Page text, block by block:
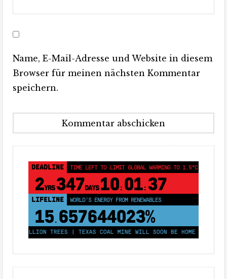
Name, E-Mail-Adresse und Website in diesem
Browser für meinen nächsten Kommentar
speichern.
DEADLINE TIME LEFT TO LIMIT GLOBAL WARMING TO 1.5°C
2YRS347DAYS 10: 01: 37
LIFELINE LAND PROTECTED BY INDIGENOUS PEOPLE
43,500,000km²
250 MILLION TREES | TEXAS COAL MINE WILL SOON BE HOME TO A